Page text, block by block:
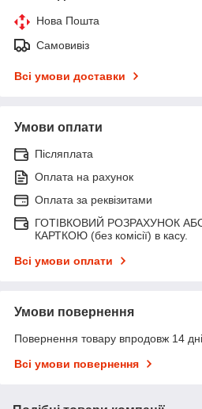
Нова Пошта
Самовивіз
Всі умови доставки
Умови оплати
Післяплата
Оплата на рахунок
Оплата за реквізитами
ГОТІВКОВИЙ РОЗРАХУНОК
КАРТКОЮ (без комісії) в касу.
Всі умови оплати
Умови повернення
Повернення товару впродовж 14
Всі умови повернення